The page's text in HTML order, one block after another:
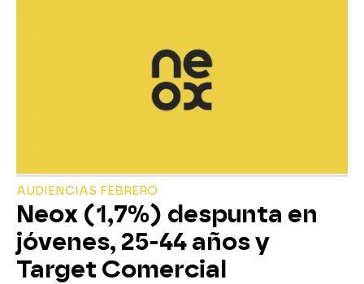
AUDIENCIAS FEBRERO
Neox (1,7%) despunta en
jóvenes, 25-44 años y
Target Comercial